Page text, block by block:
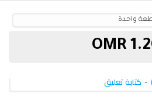
- كتابة تعليق